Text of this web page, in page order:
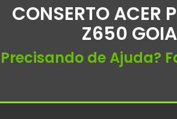
CONSERTO ACER
Z650
Precisando de Ajuda?